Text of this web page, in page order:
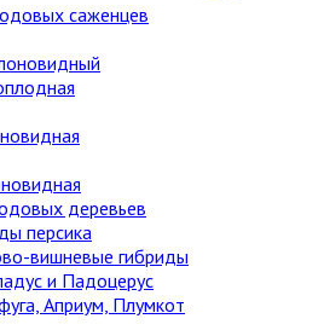
саженцев
деревьев
персика
вишневые гибриды
и Падоцерус
Априум, Плумкот